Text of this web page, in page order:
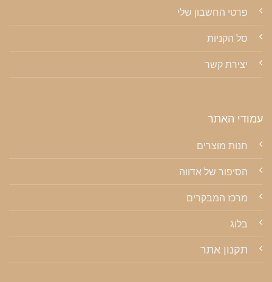
פרטי החשבון שלי
סל הקניות
יצירת קשר
עמודי האתר
חנות מוצרים
הסיפור של אדווה
מרכז המבקרים
בלוג
תקנון אתר